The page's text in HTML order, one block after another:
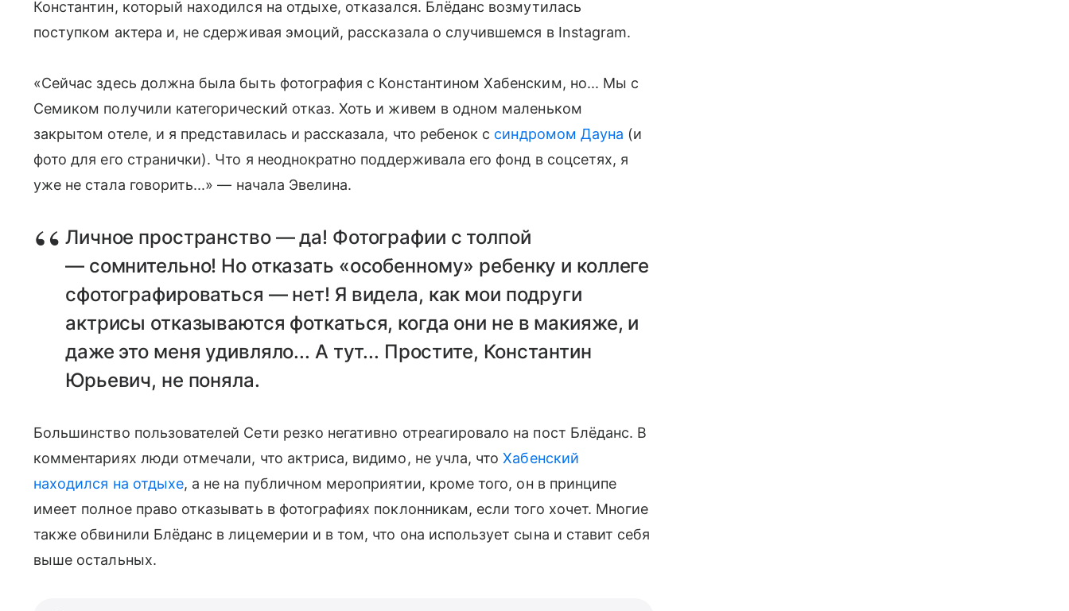
Константин, который находился на отдыхе, отказался. Блёданс возмутилась
поступком актера и, не сдерживая эмоций, рассказала о случившемся в Instagram.
«Сейчас здесь должна была быть фотография с Константином Хабенским, но... Мы с
Семиком получили категорический отказ. Хоть и живем в одном маленьком
закрытом отеле, и я представилась и рассказала, что ребенок с синдромом Дауна (и
фото для его странички). Что я неоднократно поддерживала его фонд в соцсетях, я
уже не стала говорить...» — начала Эвелина.
Личное пространство — да! Фотографии с толпой
— сомнительно! Но отказать «особенному» ребенку и коллеге
сфотографироваться — нет! Я видела, как мои подруги
актрисы отказываются фоткаться, когда они не в макияже, и
даже это меня удивляло... А тут... Простите, Константин
Юрьевич, не поняла.
Большинство пользователей Сети резко негативно отреагировало на пост Блёданс. В
комментариях люди отмечали, что актриса, видимо, не учла, чтоХабенский
находился на отдыхе, а не на публичном мероприятии, кроме того, он в принципе
имеет полное право отказывать в фотографиях поклонникам, если того хочет. Многие
также обвинили Блёданс в лицемерии и в том, что она использует сына и ставит себя
выше остальных.